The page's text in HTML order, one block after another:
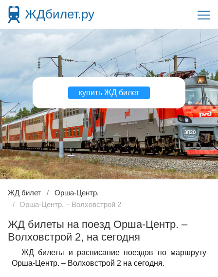
ЖДбилет.ру
купить ЖД билет
ЖД билет
Орша-Центр.
Орша-Центр. – Волховстрой 2
ЖД билеты на поезд Орша-Центр. –
Волховстрой 2, на сегодня
ЖД билеты и расписание поездов по маршруту
Орша-Центр. – Волховстрой 2 на сегодня.